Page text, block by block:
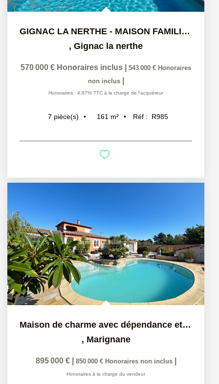
GIGNAC LA NERTHE - MAISON FAMILIALE AVEC PISCINE SUR PLUS...
, Gignac la nerthe
570 000 € Honoraires inclus 543 000 € Honoraires
non inclus
Honoraires : 4,97% TTC à la charge de l'acquéreur
7 pièce(s) 161 m² Réf : R985
Maison de charme avec dépendance et grand terrain paysager
, Marignane
895 000 € 850 000 € Honoraires non inclus
Honoraires à la charge du vendeur